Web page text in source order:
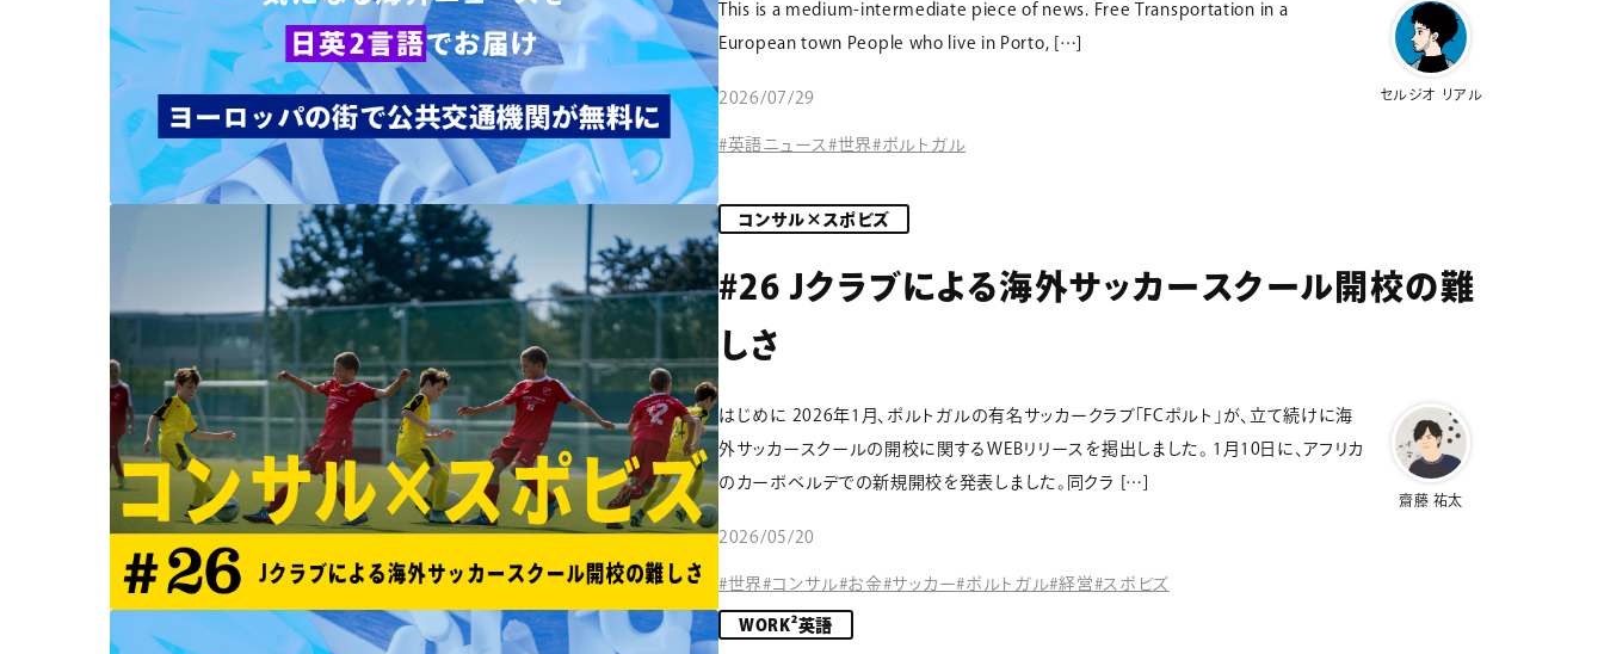
This is a medium-intermediate piece of news. Free Transportation in a
European town People who live in Porto, […]
2026/07/29
#英語ニュース #世界#ポルトガル
セルジオ リアル
コンサル×スポビズ
#26 Jクラブによる海外サッカースクール開校の難
しさ
はじめに 2026年1月、ポルトガルの有名サッカークラブ「FCポルト」が、立て続けに海
外サッカースクールの開校に関するWEBリリースを掲出しました。 1月10日に、アフリカ
のカーボベルデでの新規開校を発表しました。同クラ […]
2026/05/20
#世界#コンサル#お金#サッカー#ポルトガル#経営#スポビズ
齋藤 祐太
WORK²英語